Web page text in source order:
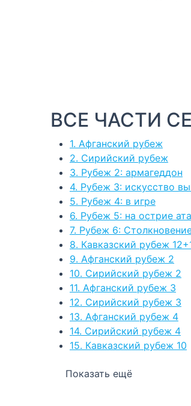
ВСЕ ЧАСТИ
1. Афганский рубеж
2. Сирийский рубеж
3. Рубеж 2: армагеддон
4. Рубеж 3: искусство
5. Рубеж 4: в игре
6. Рубеж 5: на острие
7. Рубеж 6:
8. Кавказский рубеж
9. Афганский рубеж 2
10. Сирийский рубеж 2
11. Афганский рубеж 3
12. Сирийский рубеж 3
13. Афганский рубеж 4
14. Сирийский рубеж 4
15. Кавказский рубеж 10
Показать ещё